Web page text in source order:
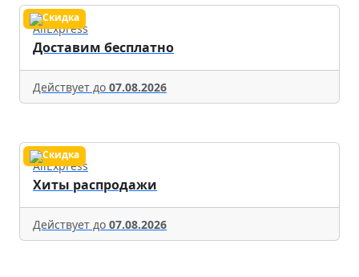
AliExpress
Доставим бесплатно
Действует до 07.08.2026
AliExpress
Хиты распродажи
Действует до 07.08.2026